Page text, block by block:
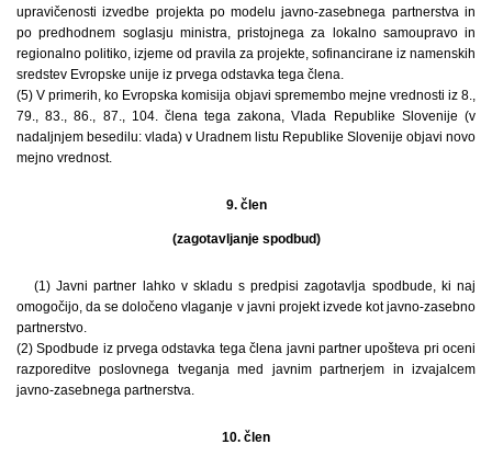
upravičenosti izvedbe projekta po modelu javno-zasebnega partnerstva in
po predhodnem soglasju ministra, pristojnega za lokalno samoupravo in
regionalno politiko, izjeme od pravila za projekte, sofinancirane iz namenskih
sredstev Evropske unije iz prvega odstavka tega člena.
(5) V primerih, ko Evropska komisija objavi spremembo mejne vrednosti iz 8.,
79., 83., 86., 87., 104. člena tega zakona, Vlada Republike Slovenije (v
nadaljnjem besedilu: vlada) v Uradnem listu Republike Slovenije objavi novo
mejno vrednost.
9. člen
(zagotavljanje spodbud)
(1) Javni partner lahko v skladu s predpisi zagotavlja spodbude, ki naj
omogočijo, da se določeno vlaganje v javni projekt izvede kot javno-zasebno
partnerstvo.
(2) Spodbude iz prvega odstavka tega člena javni partner upošteva pri oceni
razporeditve poslovnega tveganja med javnim partnerjem in izvajalcem
javno-zasebnega partnerstva.
10. člen